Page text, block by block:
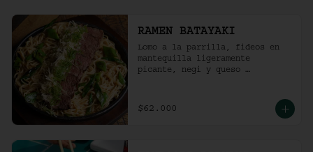
RAMEN BATAYAKI
Lomo a la parrilla, fideos en
mantequilla ligeramente
picante, negi y queso
$62.000